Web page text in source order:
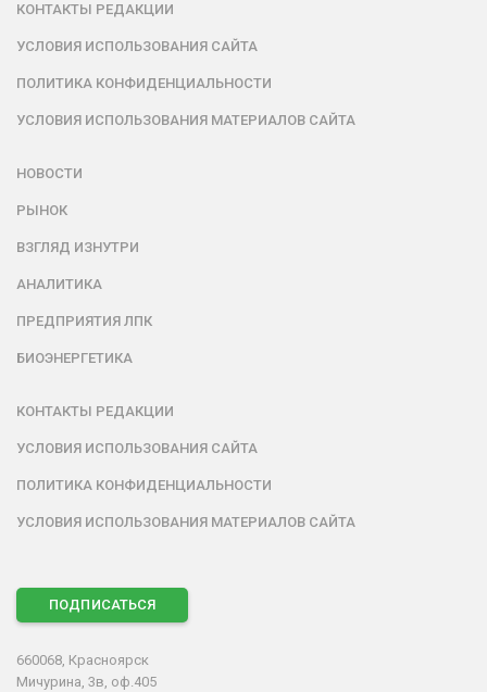
КОНТАКТЫ РЕДАКЦИИ
УСЛОВИЯ ИСПОЛЬЗОВАНИЯ САЙТА
ПОЛИТИКА КОНФИДЕНЦИАЛЬНОСТИ
УСЛОВИЯ ИСПОЛЬЗОВАНИЯ МАТЕРИАЛОВ САЙТА
НОВОСТИ
РЫНОК
ВЗГЛЯД ИЗНУТРИ
АНАЛИТИКА
ПРЕДПРИЯТИЯ ЛПК
БИОЭНЕРГЕТИКА
КОНТАКТЫ РЕДАКЦИИ
УСЛОВИЯ ИСПОЛЬЗОВАНИЯ САЙТА
ПОЛИТИКА КОНФИДЕНЦИАЛЬНОСТИ
УСЛОВИЯ ИСПОЛЬЗОВАНИЯ МАТЕРИАЛОВ САЙТА
ПОДПИСАТЬСЯ
660068, Красноярск
Мичурина, 3в, оф.405